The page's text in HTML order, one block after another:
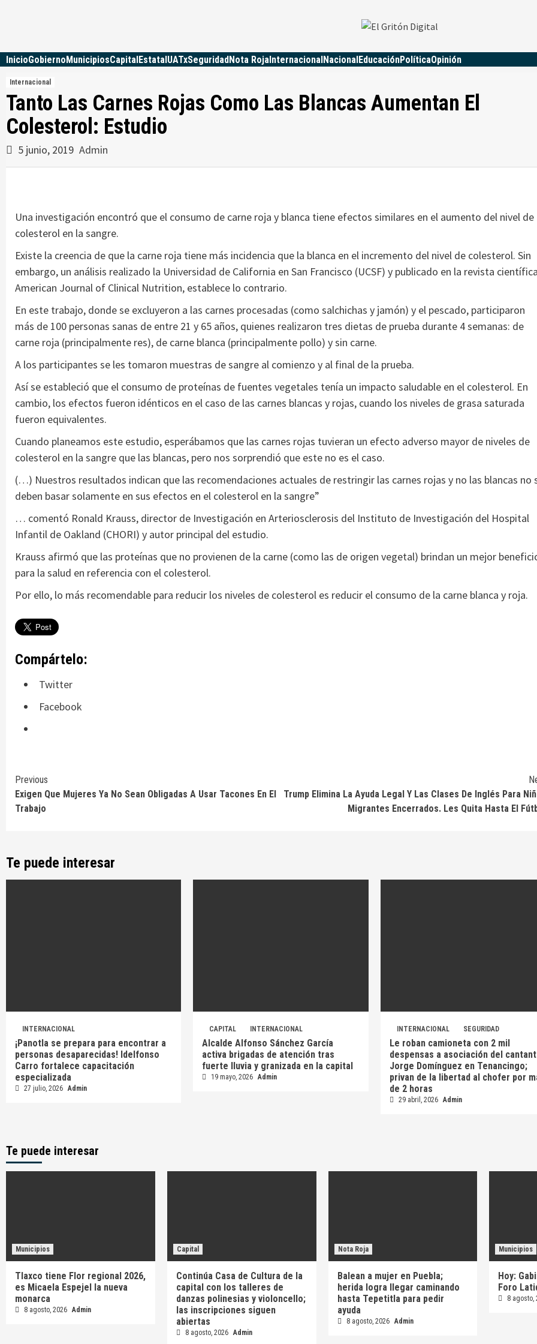
InicioGobiernoMunicipiosCapitalEstatalUATxSeguridadNota RojaInternacionalNacionalEducaciónPolíticaOpinión
Internacional
Tanto Las Carnes Rojas Como Las Blancas Aumentan El
Colesterol: Estudio
5 junio, 2019 Admin
Una investigación encontró que el consumo de carne roja y blanca tiene efectos similares en el aumento del nivel de
colesterol en la sangre.
Existe la creencia de que la carne roja tiene más incidencia que la blanca en el incremento del nivel de colesterol. Sin
embargo, un análisis realizado la Universidad de California en San Francisco (UCSF) y publicado en la revista
American Journal of Clinical Nutrition, establece lo contrario.
En este trabajo, donde se excluyeron a las carnes procesadas (como salchichas y jamón) y el pescado, participaron
más de 100 personas sanas de entre 21 y 65 años, quienes realizaron tres dietas de prueba durante 4 semanas: de
carne roja (principalmente res), de carne blanca (principalmente pollo) y sin carne.
A los participantes se les tomaron muestras de sangre al comienzo y al final de la prueba.
Así se estableció que el consumo de proteínas de fuentes vegetales tenía un impacto saludable en el colesterol. En
cambio, los efectos fueron idénticos en el caso de las carnes blancas y rojas, cuando los niveles de grasa saturada
fueron equivalentes.
Cuando planeamos este estudio, esperábamos que las carnes rojas tuvieran un efecto adverso mayor de niveles de
colesterol en la sangre que las blancas, pero nos sorprendió que este no es el caso.
(…) Nuestros resultados indican que las recomendaciones actuales de restringir las carnes rojas y no las blancas no
deben basar solamente en sus efectos en el colesterol en la sangre”
… comentó Ronald Krauss, director de Investigación en Arteriosclerosis del Instituto de Investigación del Hospital
Infantil de Oakland (CHORI) y autor principal del estudio.
Krauss afirmó que las proteínas que no provienen de la carne (como las de origen vegetal) brindan un mejor
para la salud en referencia con el colesterol.
Por ello, lo más recomendable para reducir los niveles de colesterol es reducir el consumo de la carne blanca y roja.
Compártelo:
Twitter
Facebook
Continue
Reading
Previous
Exigen Que Mujeres Ya No Sean Obligadas A Usar Tacones En El
Trabajo
Trump Elimina La Ayuda Legal Y Las Clases De Inglés Para
Migrantes Encerrados. Les Quita Hasta El
Te puede interesar
INTERNACIONAL
¡Panotla se prepara para encontrar a
personas desaparecidas! Idelfonso
Carro fortalece capacitación
especializada
27 julio, 2026 Admin
CAPITAL INTERNACIONAL
Alcalde Alfonso Sánchez García
activa brigadas de atención tras
fuerte lluvia y granizada en la capital
19 mayo, 2026 Admin
INTERNACIONAL SEGURIDAD
Le roban camioneta con 2 mil
despensas a asociación del
Jorge Domínguez en Tenancingo;
privan de la libertad al chofer por
de 2 horas
29 abril, 2026 Admin
Te puede interesar
Municipios
Tlaxco tiene Flor regional 2026,
es Micaela Espejel la nueva
monarca
8 agosto, 2026 Admin
Capital
Continúa Casa de Cultura de la
capital con los talleres de
danzas polinesias y violoncello;
las inscripciones siguen
abiertas
8 agosto, 2026 Admin
Nota Roja
Balean a mujer en Puebla;
herida logra llegar caminando
hasta Tepetitla para pedir
ayuda
8 agosto, 2026 Admin
Municipios
Hoy:
Foro
8 agosto,